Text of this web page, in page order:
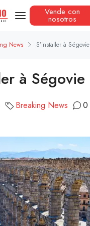
Vende con
nosotros
News S’installer à Ségovie
à Ségovie
Breaking News 0